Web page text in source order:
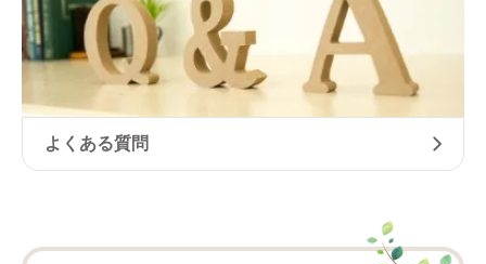
よくある質問